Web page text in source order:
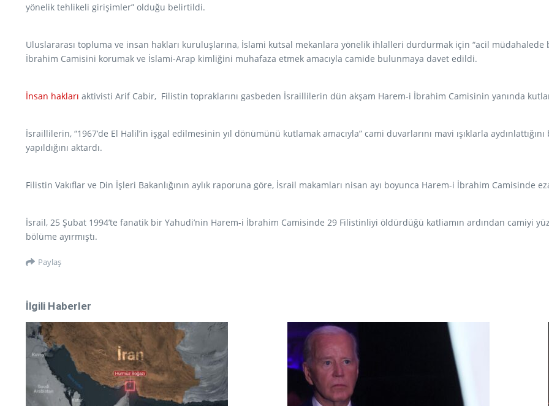
yönelik tehlikeli girişimler” olduğu belirtildi.
Uluslararası topluma ve insan hakları kuruluşlarına, İslami kutsal mekanlara yönelik ihlalleri durdurmak için “acil müdahalede
İbrahim Camisini korumak ve İslami-Arap kimliğini muhafaza etmek amacıyla camide bulunmaya davet edildi.
İnsan hakları aktivisti Arif Cabir, Filistin topraklarını gasbeden İsraillilerin dün akşam Harem-i İbrahim Camisinin yanında
İsraillilerin, “1967’de El Halil’in işgal edilmesinin yıl dönümünü kutlamak amacıyla” cami duvarlarını mavi ışıklarla
yapıldığını aktardı.
Filistin Vakıflar ve Din İşleri Bakanlığının aylık raporuna göre, İsrail makamları nisan ayı boyunca Harem-i İbrahim Camisinde
İsrail, 25 Şubat 1994’te fanatik bir Yahudi’nin Harem-i İbrahim Camisinde 29 Filistinliyi öldürdüğü katliamın ardından camiyi
bölüme ayırmıştı.
Paylaş
İlgili Haberler